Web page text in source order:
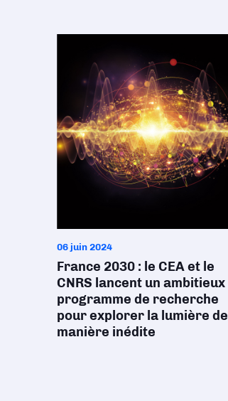
06 juin 2024
France 2030 : le CEA et le
CNRS lancent un ambitieux
programme de recherche
pour explorer la lumière de
manière inédite